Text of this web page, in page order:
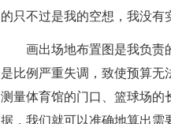
的只不过是我的空想，我没有
画出场地布置图是我负责
是比例严重失调，致使预算无
测量体育馆的门口、篮球场的
据，我们就可以准确地算出需